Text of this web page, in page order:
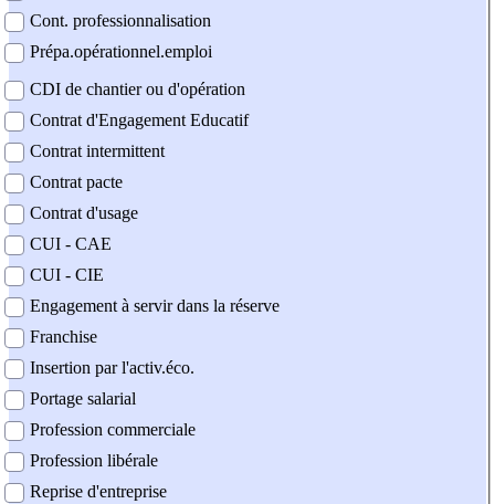
Cont. professionnalisation
Prépa.opérationnel.emploi
CDI de chantier ou d'opération
Contrat d'Engagement Educatif
Contrat intermittent
Contrat pacte
Contrat d'usage
CUI - CAE
CUI - CIE
Engagement à servir dans la réserve
Franchise
Insertion par l'activ.éco.
Portage salarial
Profession commerciale
Profession libérale
Reprise d'entreprise